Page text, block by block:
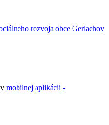
rozvoja obce Gerlachov
mobilnej aplikácii -